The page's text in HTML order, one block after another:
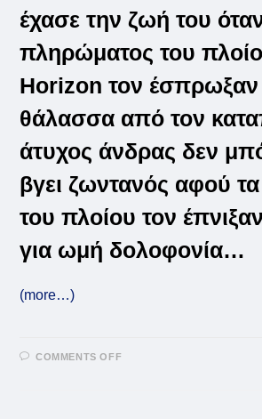
έχασε την ζωή του
πληρώματος του
Horizonτον
θάλασσα από τον
άτυχος άνδρας δεν
βγει ζωντανός αφού
του πλοίου τον
για ωμή δολοφονία…
(more…)
COMMENTS OFF